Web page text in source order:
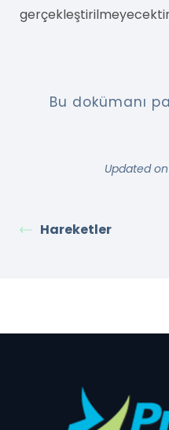
Bu dokümanı
Updated
Hareketler